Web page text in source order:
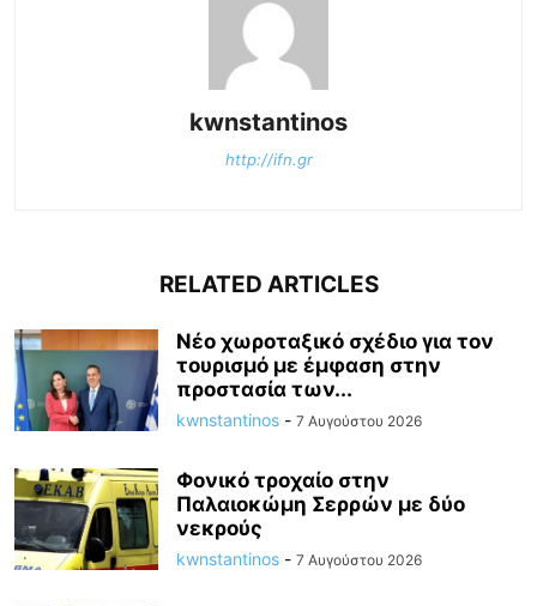
kwnstantinos
http://ifn.gr
RELATED ARTICLES
Νέο χωροταξικό σχέδιο για τον
τουρισμό με έμφαση στην
προστασία των...
kwnstantinos - 7 Αυγούστου 2026
Φονικό τροχαίο στην
Παλαιοκώμη Σερρών με δύο
νεκρούς
kwnstantinos - 7 Αυγούστου 2026